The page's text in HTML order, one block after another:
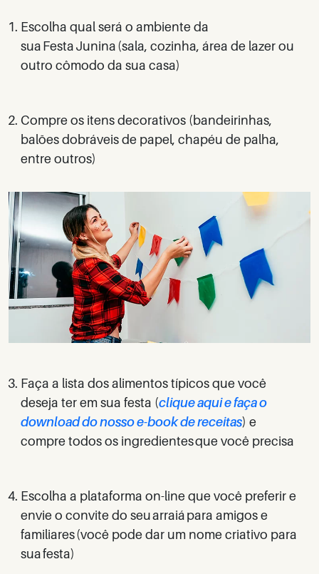
Escolha qual será o ambiente da
sua Festa Junina (sala, cozinha, área de lazer ou
outro cômodo da sua casa)
Compre os itens decorativos (bandeirinhas,
balões dobráveis de papel, chapéu de palha,
entre outros)
Faça a lista dos alimentos típicos que você
deseja ter em sua festa (clique aqui e faça o
download do nosso e-book de receitas) e
compre todos os ingredientes que você precisa
Escolha a plataforma on-line que você preferir e
envie o convite do seu arraiá para amigos e
familiares (você pode dar um nome criativo para
sua festa)